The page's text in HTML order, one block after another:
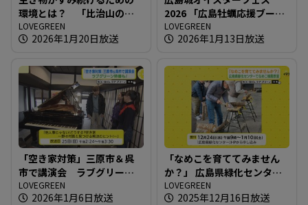
環境とは？ 「比治山の自
然たんけん！」開催
LOVEGREEN
2026年1月20日放送
2026 「広島牡蠣応援ブー
ス」が登場
LOVEGREEN
2026年1月13日放送
「空き家対策」三原市＆呉
市で講演会 ラブグリーン
特番も！
LOVEGREEN
2026年1月6日放送
「なめこを育ててみません
か？」 広島県緑化センター
でなめこ植菌教室
LOVEGREEN
2025年12月16日放送